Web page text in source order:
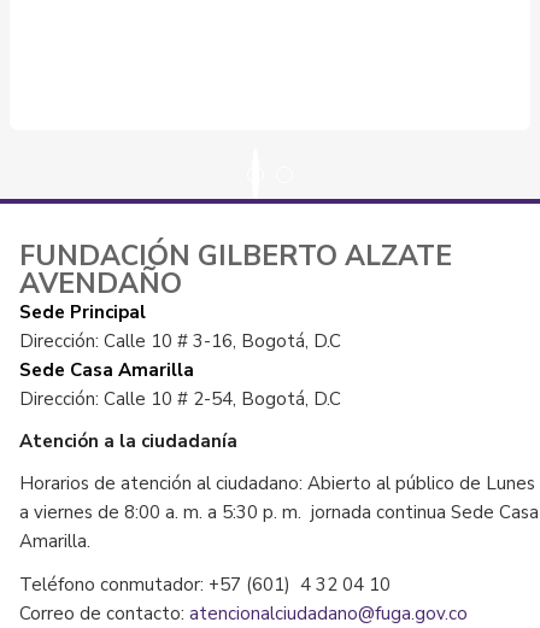
FUNDACIÓN GILBERTO ALZATE
AVENDAÑO
Sede Principal
Dirección: Calle 10 # 3-16, Bogotá, D.C
Sede Casa Amarilla
Dirección: Calle 10 # 2-54, Bogotá, D.C
Atención a la ciudadanía
Horarios de atención al ciudadano: Abierto al público de Lunes
a viernes de 8:00 a. m. a 5:30 p. m. jornada continua Sede Casa
Amarilla.
Teléfono conmutador: +57 (601) 4 32 04 10
Correo de contacto: atencionalciudadano@fuga.gov.co